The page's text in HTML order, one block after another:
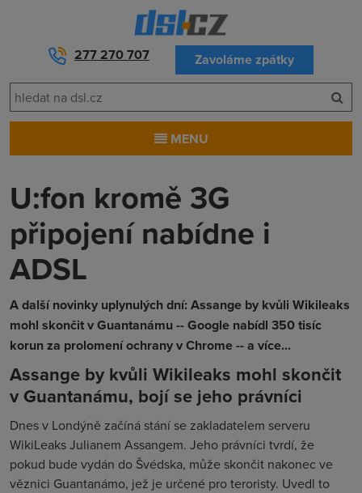
277 270 707 Zavoláme zpátky
MENU
U:fon kromě 3G
připojení nabídne i
ADSL
A další novinky uplynulých dní: Assange by kvůli Wikileaks
mohl skončit v Guantanámu -- Google nabídl 350 tisíc
korun za prolomení ochrany v Chrome -- a více...
Assange by kvůli Wikileaks mohl skončit
v Guantanámu, bojí se jeho právníci
Dnes v Londýně začíná stání se zakladatelem serveru
WikiLeaks Julianem Assangem. Jeho právníci tvrdí, že
pokud bude vydán do Švédska, může skončit nakonec ve
věznici Guantanámo, jež je určené pro teroristy. Uvedl to